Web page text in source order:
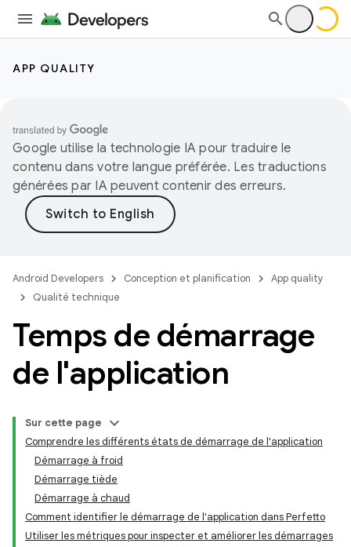
APP QUALITY
Google utilise la technologie IA pour traduire le
contenu dans votre langue préférée. Les traductions
générées par IA peuvent contenir des erreurs.
Android Developers Conception et planification
App quality
Qualité technique
Temps de démarrage
de l'application
Sur cette page
Comprendre les différents états de démarrage de l'application
Démarrage à froid
Démarrage tiède
Démarrage à chaud
Comment identifier le démarrage de l'application dans Perfetto
Utiliser les métriques pour inspecter et améliorer les démarrages